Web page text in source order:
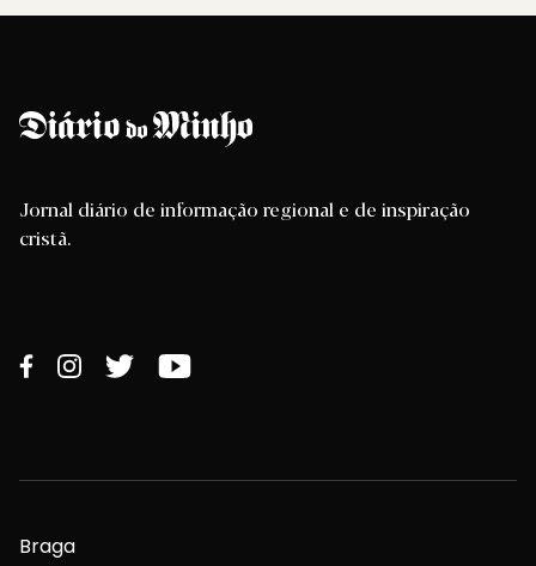
Jornal diário de informação regional e de inspiração
cristã.
Braga